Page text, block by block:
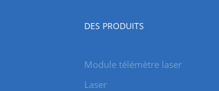
DES PRODUITS
Module télémètre laser
Laser